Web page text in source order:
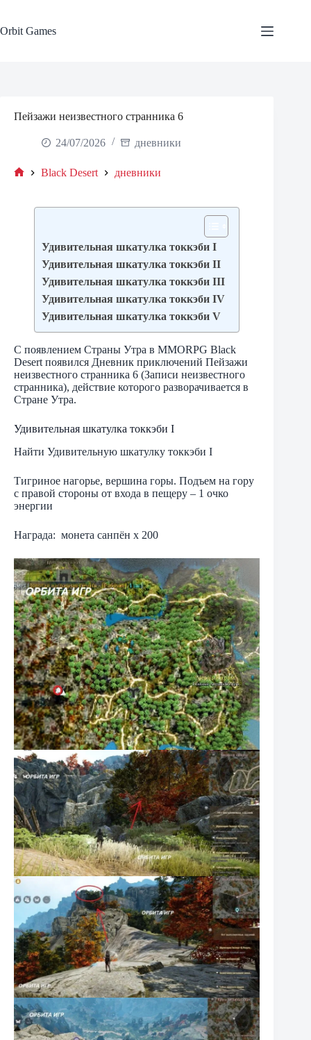
content
Orbit Games
Пейзажи неизвестного странника 6
24/07/2026 дневники
Black Desert дневники
Удивительная шкатулка токкэби I
Удивительная шкатулка токкэби II
Удивительная шкатулка токкэби III
Удивительная шкатулка токкэби IV
Удивительная шкатулка токкэби V
С появлением Страны Утра в MMORPG Black
Desert появился Дневник приключений Пейзажи
неизвестного странника 6 (Записи неизвестного
странника), действие которого разворачивается в
Стране Утра.
Удивительная шкатулка токкэби I
Найти Удивительную шкатулку токкэби I
Тигриное нагорье, вершина горы. Подъем на гору
с правой стороны от входа в пещеру – 1 очко
энергии
Награда: монета санпён х 200